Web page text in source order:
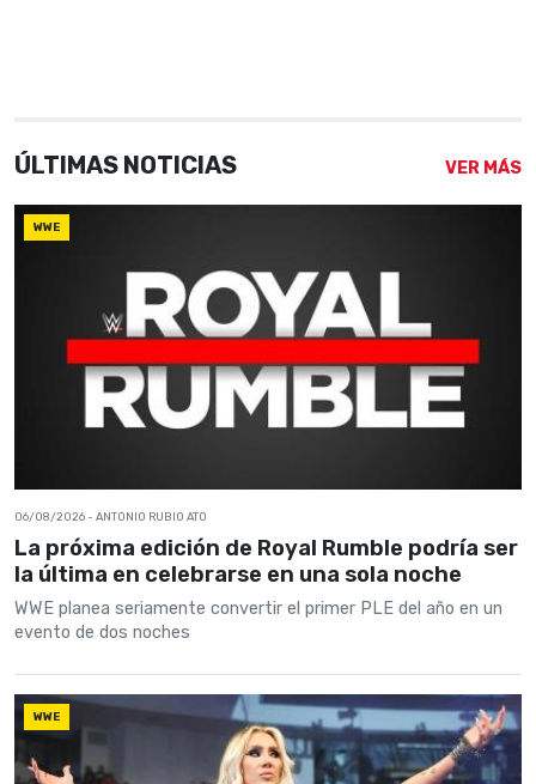
ÚLTIMAS NOTICIAS VER MÁS
WWE
06/08/2026- ANTONIO RUBIO ATO
La próxima edición de Royal Rumble podría ser
la última en celebrarse en una sola noche
WWE planea seriamente convertir el primer PLE del año en un
evento de dos noches
WWE